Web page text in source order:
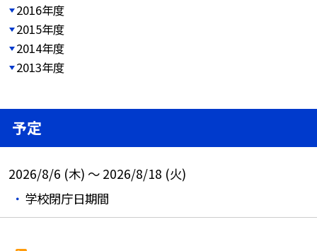
2016年度
2015年度
2014年度
2013年度
予定
2026/8/6 (木) ～ 2026/8/18 (火)
学校閉庁日期間